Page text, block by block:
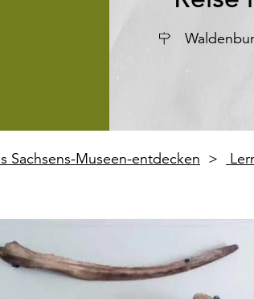
Ort
Sachsens-Museen-entdecken